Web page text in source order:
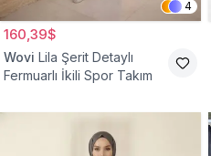
4
160,39$
Wovi Lila Şerit Detaylı
Fermuarlı İkili Spor Takım